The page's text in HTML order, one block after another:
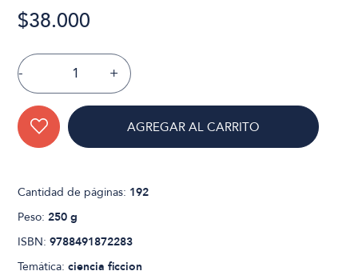
$38.000
- +
AGREGAR AL CARRITO
Cantidad de páginas: 192
Peso:250 g
ISBN:9788491872283
Temática:ciencia ficcion